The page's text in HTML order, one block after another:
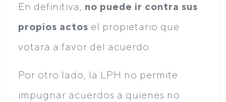
En definitiva, no puede ir contra sus
propios actos el propietario que
votara a favor del acuerdo.
Por otro lado, la LPH no permite
impugnar acuerdos a quienes no